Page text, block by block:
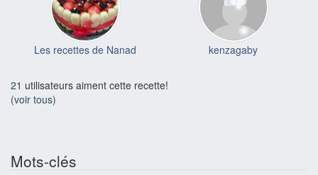
Les recettes de Nanad kenzagaby
21 utilisateurs aiment cette recette!
(voir tous)
Mots-clés